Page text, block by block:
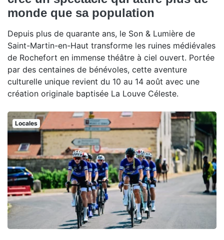
monde que sa population
Depuis plus de quarante ans, le Son & Lumière de
Saint-Martin-en-Haut transforme les ruines médiévales
de Rochefort en immense théâtre à ciel ouvert. Portée
par des centaines de bénévoles, cette aventure
culturelle unique revient du 10 au 14 août avec une
création originale baptisée La Louve Céleste.
Locales